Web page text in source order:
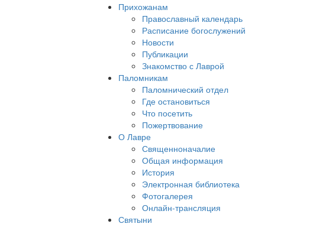
Прихожанам
Православный календарь
Расписание богослужений
Новости
Публикации
Знакомство с Лаврой
Паломникам
Паломнический отдел
Где остановиться
Что посетить
Пожертвование
О Лавре
Священноначалие
Общая информация
История
Электронная библиотека
Фотогалерея
Онлайн-трансляция
Святыни